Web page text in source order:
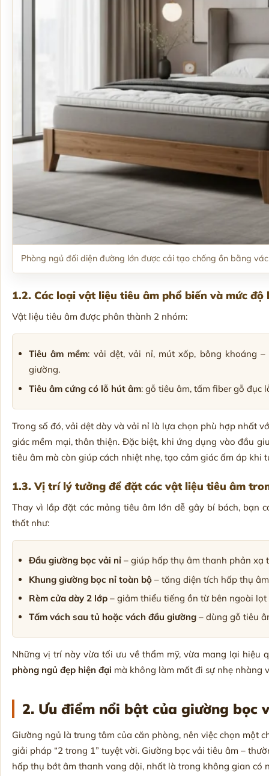
Phòng ngủ đối diện đường lớn được cải tạo chống ồn bằng
1.2. Các loại vật liệu tiêu âm phổ biến và mức độ
Vật liệu tiêu âm được phân thành 2 nhóm:
Tiêu âm mềm: vải dệt, vải nỉ, mút xốp, bông khoáng
giường.
Tiêu âm cứng có lỗ hút âm: gỗ tiêu âm, tấm fiber gỗ đục
Trong số đó, vải dệt dày và vải nỉ là lựa chọn phù hợp nhất
giác mềm mại, thân thiện. Đặc biệt, khi ứng dụng vào đầu
tiêu âm mà còn giúp cách nhiệt nhẹ, tạo cảm giác ấm áp khi
1.3. Vị trí lý tưởng để đặt các vật liệu tiêu âm
Thay vì lắp đặt các mảng tiêu âm lớn dễ gây bí bách, bạn
thất như:
Đầu giường bọc vải nỉ– giúp hấp thụ âm thanh phản xạ
Khung giường bọc nỉ toàn bộ– tăng diện tích hấp thụ
Rèm cửa dày 2 lớp– giảm thiểu tiếng ồn từ bên ngoài lọt
Tấm vách sau tủ hoặc vách đầu giường– dùng gỗ tiêu
Những vị trí này vừa tối ưu về thẩm mỹ, vừa mang lại hiệu
phòng ngủ đẹp hiện đại mà không làm mất đi sự nhẹ nhàng
2. Ưu điểm nổi bật của giường bọc
Giường ngủ là trung tâm của căn phòng, nên việc chọn một
giải pháp “2 trong 1” tuyệt vời. Giường bọc vải tiêu âm –
hấp thụ bớt âm thanh vang dội, nhất là trong không gian có